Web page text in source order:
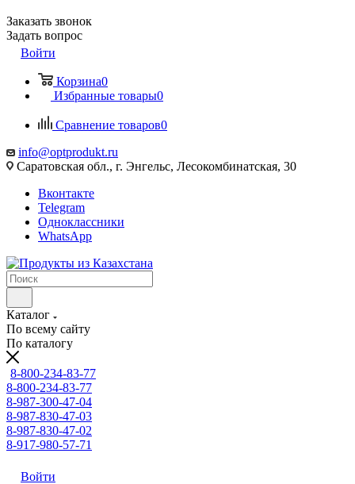
Заказать звонок
Задать вопрос
Войти
Корзина0
Избранные товары0
Сравнение товаров0
info@optprodukt.ru
Саратовская обл., г. Энгельс, Лесокомбинатская, 30
Вконтакте
Telegram
Одноклассники
WhatsApp
Каталог
По всему сайту
По каталогу
8-800-234-83-77
8-800-234-83-77
8-987-300-47-04
8-987-830-47-03
8-987-830-47-02
8-917-980-57-71
Войти